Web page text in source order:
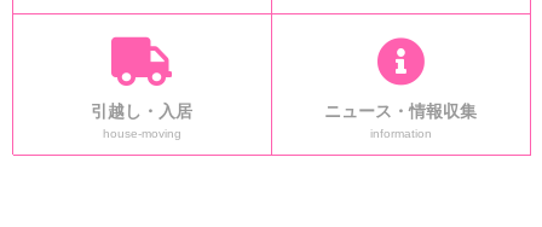
引越し・入居
house-moving
ニュース・情報収集
information